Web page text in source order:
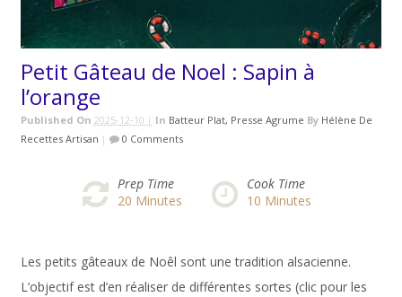
Petit Gâteau de Noel : Sapin à
l’orange
Published On 2025-12-10 | In Batteur Plat Presse Agrume By Hélène De
Recettes Artisan | 0 Comments
Prep Time
20 Minutes
Cook Time
10 Minutes
Les petits gâteaux de Noêl sont une tradition alsacienne.
L’objectif est d’en réaliser de différentes sortes (clic pour les